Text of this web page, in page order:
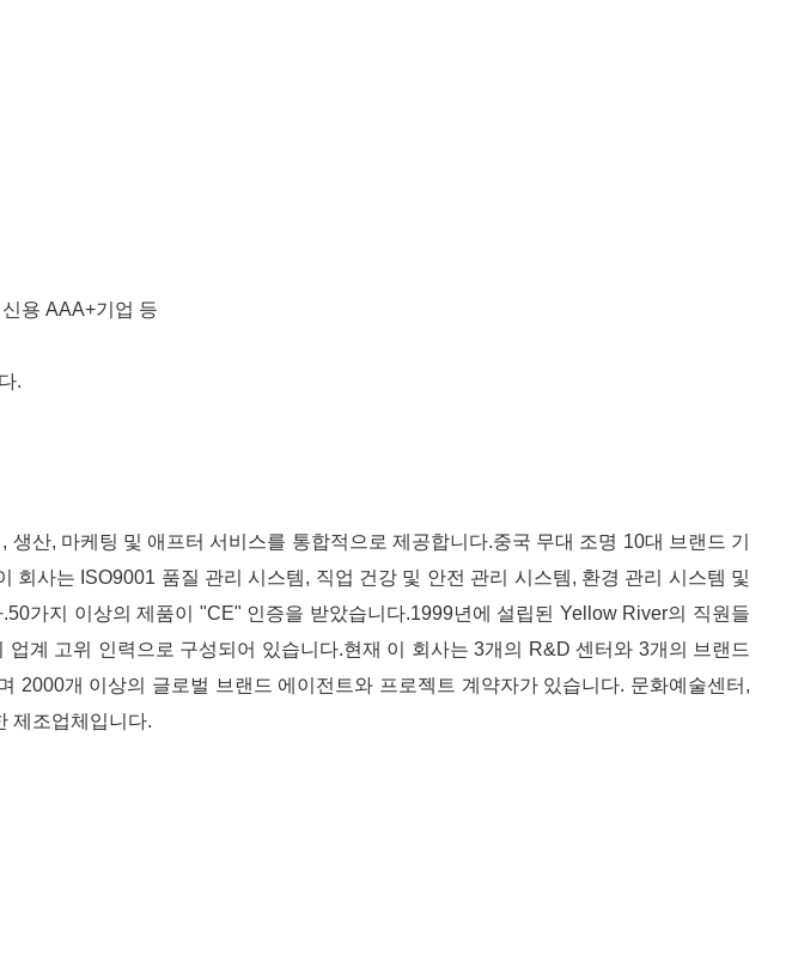
용 AAA+기업 등
.
산, 마케팅 및 애프터 서비스를 통합적으로 제공합니다.중국 무대 조명 10대 브랜드 기
사는 ISO9001 품질 관리 시스템, 직업 건강 및 안전 관리 시스템, 환경 관리 시스템 및
가지 이상의 제품이 "CE" 인증을 받았습니다.1999년에 설립된 Yellow River의 직원들
계 고위 인력으로 구성되어 있습니다.현재 이 회사는 3개의 R&D 센터와 3개의 브랜드
개 이상의 글로벌 브랜드 에이전트와 프로젝트 계약자가 있습니다. 문화예술센터,
제조업체입니다.